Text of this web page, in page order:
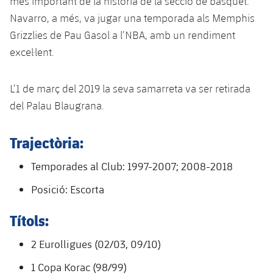
Palmarès
Resultats
Classificació
Fotos
Jugadors
Juvenil
Aleví
PLUSICON
MÉS
Primer equip
plusicon
més
Calendari
Entrades
Resultats
Fotos
plusicon
més
Actualitat
Calendari
Resultats
Actualitat
Juvenil
Infantil
Campus Estiu
PLUSICON
MÉS
plusicon
més
Notícies
Atletisme
plusicon
més
Navarro, a més, va jugar una temporada als Memphis
Grizzlies de Pau Gasol a l’NBA, amb un rendiment
excel·lent.
L’1 de març del 2019 la seva samarreta va ser retirada
del Palau Blaugrana.
Trajectòria:
Temporades al Club: 1997-2007; 2008-2018
Posició: Escorta
Títols:
2 Eurolligues (02/03, 09/10)
1 Copa Korac (98/99)